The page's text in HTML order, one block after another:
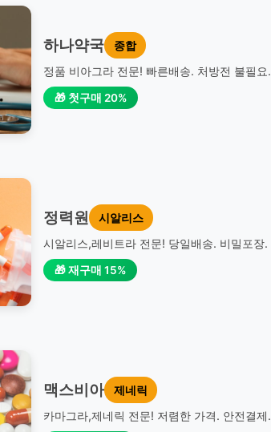
하나약국
종합
정품 비아그라 전문! 빠른배송. 처방전 불필요.
🎁 첫구매 20%
정력원
시알리스
시알리스,레비트라 전문! 당일배송. 비밀포장.
🎁 재구매 15%
맥스비아
제네릭
카마그라,제네릭 전문! 저렴한 가격. 안전결제.